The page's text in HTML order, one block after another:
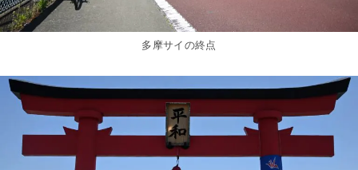
多摩サイの終点